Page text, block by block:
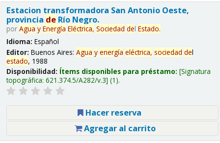
Estacion transformadora San Antonio Oeste,
provincia deRío Negro.
por Agua y Energía Eléctrica, Sociedad del Estado.
Idioma: Español
Editor: Buenos Aires: Agua y energía eléctrica, sociedad del
estado, 1988
Disponibilidad: Ítems disponibles para préstamo: Signatura
topográfica: 621.374.5/A282/v.3 (1).
Hacer reserva
Agregar al carrito